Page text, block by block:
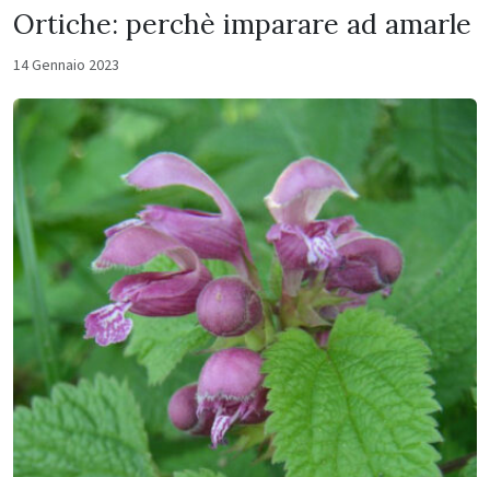
Ortiche: perchè imparare ad amarle
14 Gennaio 2023